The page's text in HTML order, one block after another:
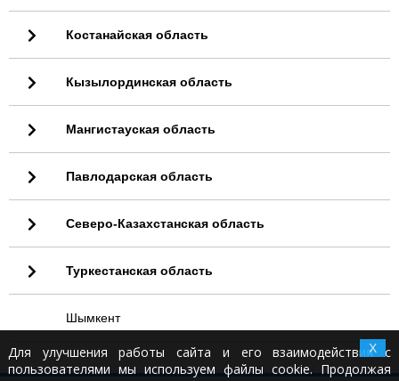
Костанайская область
Кызылординская область
Мангистауская область
Павлодарская область
Северо-Казахстанская область
Туркестанская область
Шымкент
Для улучшения работы сайта и его взаимодействия с
пользователями мы используем файлы cookie. Продолжая
X